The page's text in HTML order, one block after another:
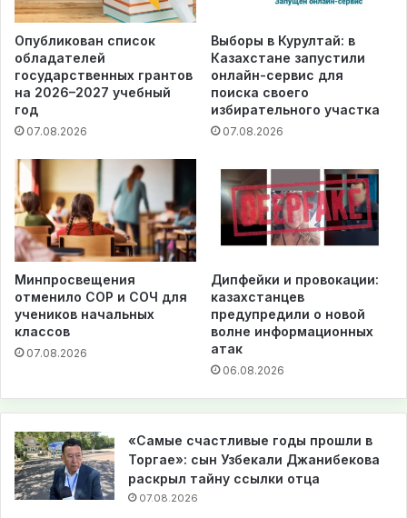
Опубликован список
обладателей
государственных грантов
на 2026–2027 учебный
год
07.08.2026
Выборы в Курултай: в
Казахстане запустили
онлайн-сервис для
поиска своего
избирательного участка
07.08.2026
Минпросвещения
отменило СОР и СОЧ для
учеников начальных
классов
07.08.2026
Дипфейки и провокации:
казахстанцев
предупредили о новой
волне информационных
атак
06.08.2026
«Самые счастливые годы прошли в
Торгае»: сын Узбекали Джанибекова
раскрыл тайну ссылки отца
07.08.2026